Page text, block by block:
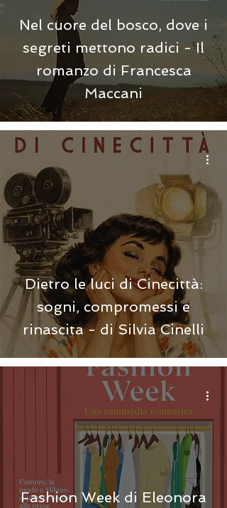
Nel cuore del bosco, dove i
segreti mettono radici - Il
romanzo di Francesca
Maccani
Dietro le luci di Cinecittà:
sogni, compromessi e
rinascita - di Silvia Cinelli
Fashion Week di Eleonora